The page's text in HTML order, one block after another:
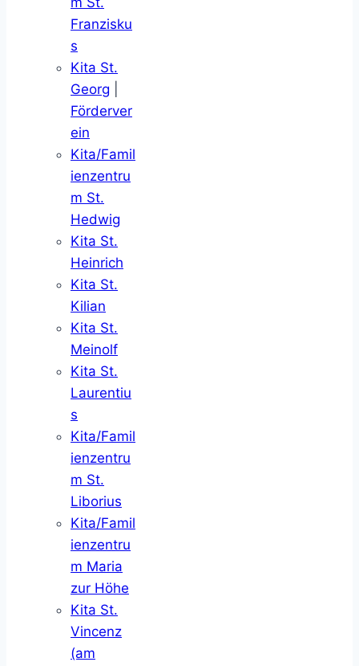
Franzisku
s
Kita St.
Georg
Förderver
ein
Kita/Famil
ienzentru
m St.
Hedwig
Kita St.
Heinrich
Kita St.
Kilian
Kita St.
Meinolf
Kita St.
Laurentiu
s
Kita/Famil
ienzentru
m St.
Liborius
Kita/Famil
ienzentru
m Maria
zur Höhe
Kita St.
Vincenz
(am